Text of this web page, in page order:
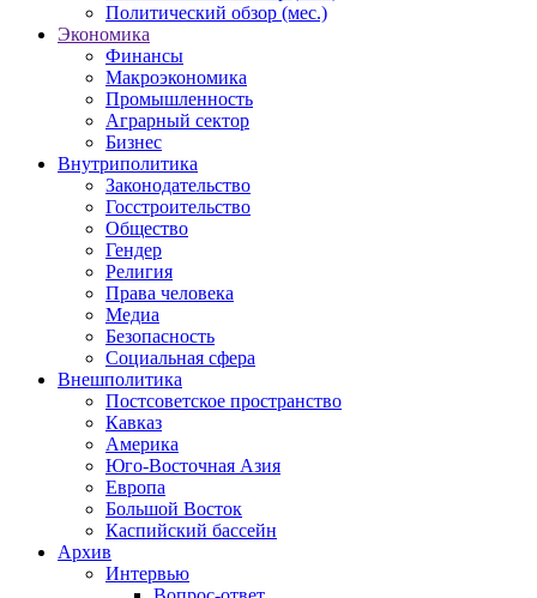
Политический обзор (мес.)
Экономика
Финансы
Макроэкономика
Промышленность
Аграрный сектор
Бизнес
Внутриполитика
Законодательство
Госстроительство
Общество
Гендер
Религия
Права человека
Медиа
Безопасность
Социальная сфера
Внешполитика
Постсоветское пространство
Кавказ
Америка
Юго-Восточная Азия
Европа
Большой Восток
Каспийский бассейн
Архив
Интервью